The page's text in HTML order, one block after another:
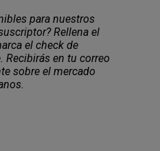
para nuestros
Rellena el
el check de
Recibirás en tu correo
sobre el mercado